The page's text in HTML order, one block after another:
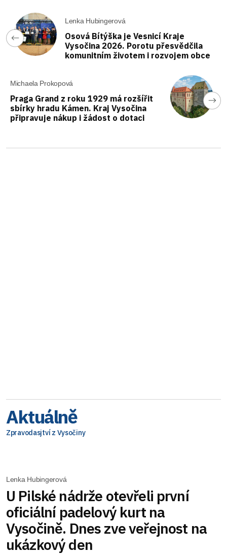
Lenka Hubingerová
Osová Bítýška je Vesnicí Kraje
Vysočina 2026. Porotu přesvědčila
komunitním životem i rozvojem obce
Michaela Prokopová
Praga Grand z roku 1929 má rozšířit
sbírky hradu Kámen. Kraj Vysočina
připravuje nákup i žádost o dotaci
Aktuálně
Zpravodasjtví z Vysočiny
Lenka Hubingerová
U Pilské nádrže otevřeli první
oficiální padelový kurt na
Vysočině. Dnes zve veřejnost na
ukázkový den